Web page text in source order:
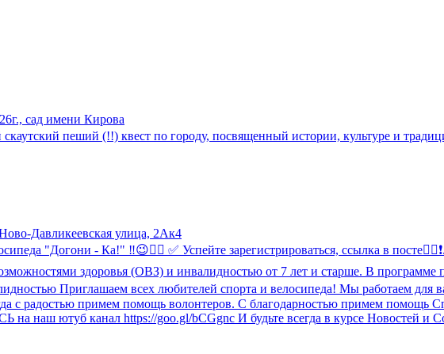
сад имени Кирова
пеший (!!) квест по городу, посвященный истории, культуре и
Давликеевская улица, 2Ак4
"Догони - Ка!" ‼😉🚴‍♂ ✅ Успейте зарегистрироваться, ссылка в
здоровья (ОВЗ) и инвалидностью от 7 лет и старше. В программе
Приглашаем всех любителей спорта и велосипеда! Мы работаем для
радостью примем помощь волонтеров. С благодарностью примем помощь
наш ютуб канал https://goo.gl/bCGgnc И будьте всегда в курсе Новостей и